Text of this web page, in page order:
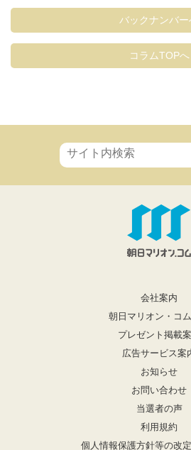
バックナンバー
コラムTOPへ
会社案内
朝日マリオン・コ
プレゼント掲載
広告サービス案
お知らせ
お問い合わせ
当選者の声
利用規約
個人情報保護方針等の改